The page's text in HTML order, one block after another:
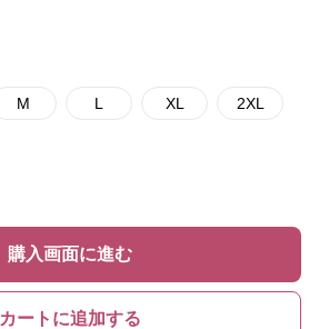
M L XL 2XL
購入画面に進む
カートに追加する